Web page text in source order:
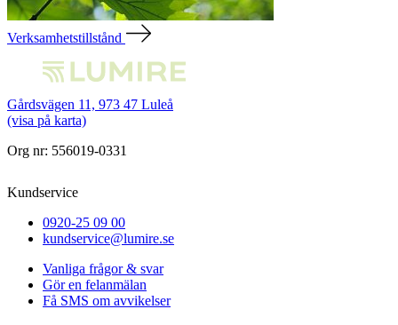
Verksamhetstillstånd
Gårdsvägen 11, 973 47 Luleå
(visa på karta)
Org nr: 556019-0331
Kundservice
0920-25 09 00
kundservice@lumire.se
Vanliga frågor & svar
Gör en felanmälan
Få SMS om avvikelser